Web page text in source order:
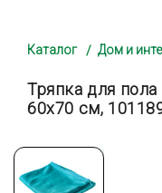
Каталог Дом и
Тряпка для
60х70 см,